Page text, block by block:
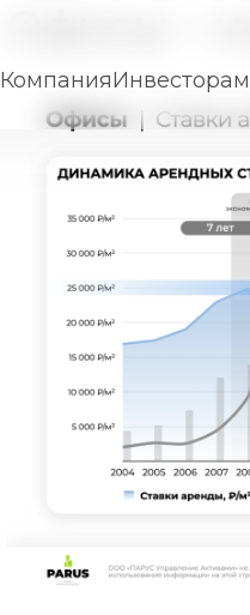
КомпанияИнвесторам